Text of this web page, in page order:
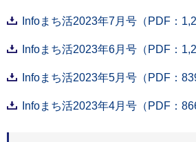
Infoまち活2023年7月号（PDF：
Infoまち活2023年6月号（PDF：
Infoまち活2023年5月号（PDF：
Infoまち活2023年4月号（PDF：